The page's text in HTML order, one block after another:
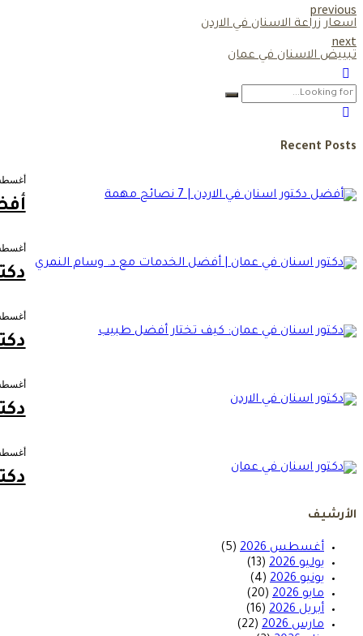
previous
اسعار زراعة الاسنان في الاردن
next
تبييض الاسنان في عمان
Recent Posts
أغسطس 5,
أغسطس 5,
أغسطس 5,
أغسطس 3,
أغسطس 3,
الأرشيف
أغسطس 2026
(5)
يوليو 2026
(13)
يونيو 2026
(4)
مايو 2026
(20)
أبريل 2026
(16)
مارس 2026
(22)